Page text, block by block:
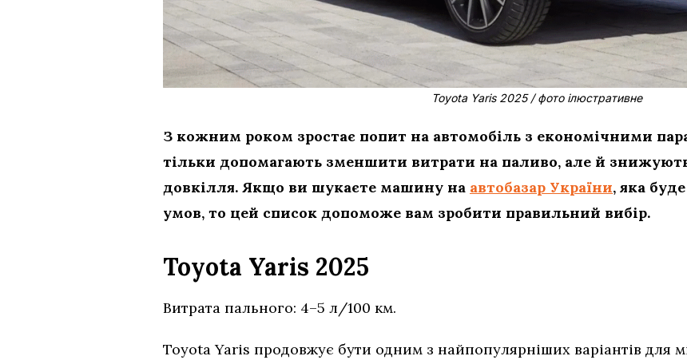
Toyota Yaris 2025 / фото ілюстративне
З кожним роком зростає попит на автомобіль з економічними
тільки допомагають зменшити витрати на паливо, але й
довкілля. Якщо ви шукаєте машину на автобазар України, яка
умов, то цей список допоможе вам зробити правильний вибір.
Toyota Yaris 2025
Витрата пального: 4–5 л/100 км.
Toyota Yaris продовжує бути одним з найпопулярніших варіантів для